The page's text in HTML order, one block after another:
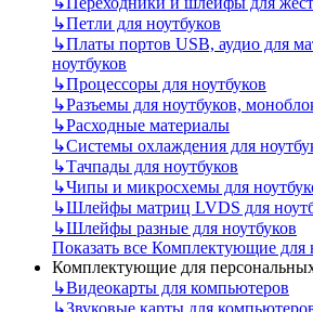
↳Петли для ноутбуков
↳Платы портов USB, аудио для
ноутбуков
↳Процессоры для ноутбуков
↳Разъемы для ноутбуков,
↳Расходные материалы
↳Системы охлаждения для
↳Тачпады для ноутбуков
↳Чипы и микросхемы для
↳Шлейфы матриц LVDS для
↳Шлейфы разные для ноутбуков
Показать все Комплектующие для
Комплектующие для
↳Видеокарты для компьютеров
↳Звуковые карты для